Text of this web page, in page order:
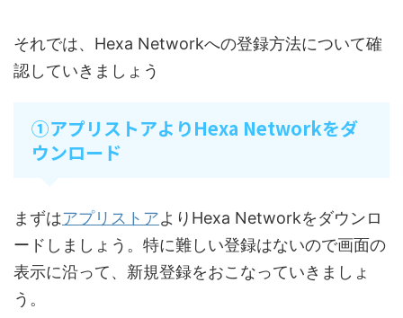
それでは、Hexa Networkへの登録方法について確
認していきましょう
①アプリストアよりHexa Networkをダ
ウンロード
まずはアプリストアよりHexa Networkをダウンロ
ードしましょう。特に難しい登録はないので画面の
表示に沿って、新規登録をおこなっていきましょ
う。